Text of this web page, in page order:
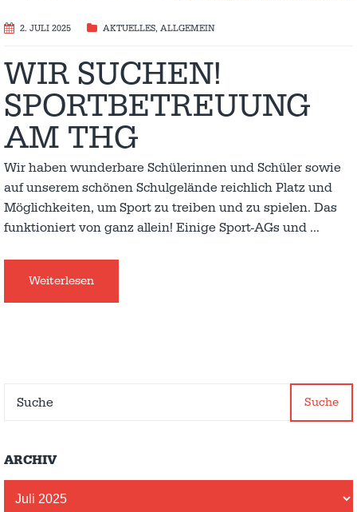
2. JULI 2025 AKTUELLES, ALLGEMEIN
WIR SUCHEN!
SPORTBETREUUNG
AM THG
Wir haben wunderbare Schülerinnen und Schüler sowie
auf unserem schönen Schulgelände reichlich Platz und
Möglichkeiten, um Sport zu treiben und zu spielen. Das
funktioniert von ganz allein! Einige Sport-AGs und …
Weiterlesen
Suche
ARCHIV